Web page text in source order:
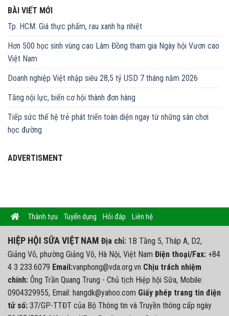
BÀI VIẾT MỚI
Tp. HCM: Giá thực phẩm, rau xanh hạ nhiệt
Hơn 500 học sinh vùng cao Lâm Đồng tham gia Ngày hội Vươn cao
Việt Nam
Doanh nghiệp Việt nhập siêu 28,5 tỷ USD 7 tháng năm 2026
Tăng nội lực, biến cơ hội thành đơn hàng
Tiếp sức thế hệ trẻ phát triển toàn diện ngay từ những sân chơi
học đường
ADVERTISMENT
Thành tựu Tuyển dụng Hỏi đáp Liên hệ
HIỆP HỘI SỮA VIỆT NAM Địa chỉ: 1B Tầng 5, Tháp A, D2,
Giảng Võ, phường Giảng Võ, Hà Nội, Việt Nam Điện thoại/Fax: +84
4 3 233.6079 Email:vanphong@vda.org.vn Chịu trách nhiệm
chính: Ông Trần Quang Trung - Chủ tịch Hiệp hội Sữa, Mobile:
0904329955, Email: hangdk@yahoo.com Giấy phép trang tin điện
tử số: 37/GP-TTĐT của Bộ Thông tin và Truyền thông cấp ngày